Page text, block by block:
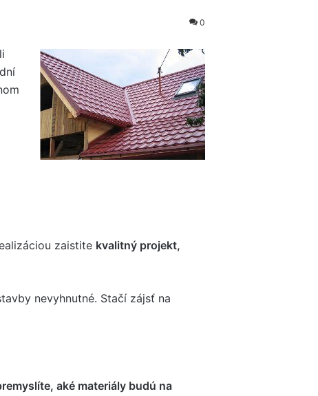
0
zaistite kvalitný projekt,
nevyhnutné. Stačí zájsť na
aké materiály budú na